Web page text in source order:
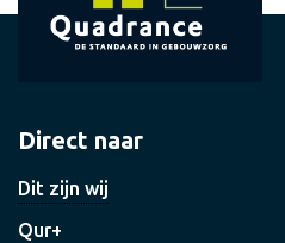
Direct naar
Dit zijn wij
Qur+